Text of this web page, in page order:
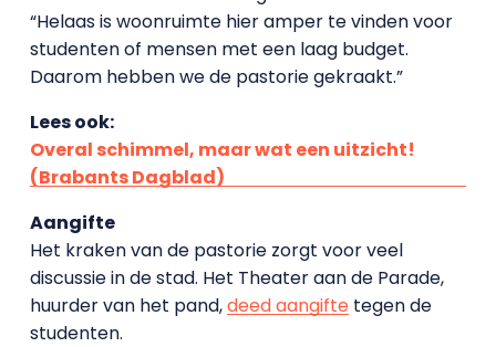
“Helaas is woonruimte hier amper te vinden voor
studenten of mensen met een laag budget.
Daarom hebben we de pastorie gekraakt.”
Lees ook:
Overal schimmel, maar wat een uitzicht!
(Brabants Dagblad)
Aangifte
Het kraken van de pastorie zorgt voor veel
discussie in de stad. Het Theater aan de Parade,
huurder van het pand,deed aangiftetegen de
studenten.